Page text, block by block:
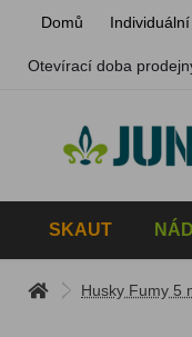
Domů
Otevírací doba
SKAUT
Husky Fumy 5